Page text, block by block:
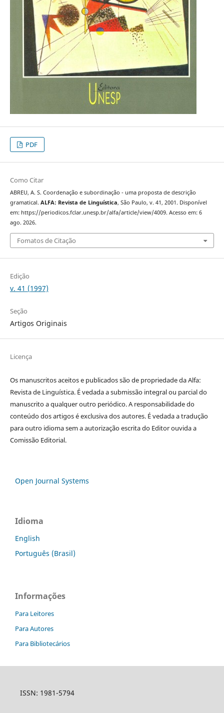
PDF
Como Citar
ABREU, A. S. Coordenação e subordinação - uma proposta de descrição
gramatical. ALFA: Revista de Linguística, São Paulo, v. 41, 2001. Disponível
em: https://periodicos.fclar.unesp.br/alfa/article/view/4009. Acesso em: 6
ago. 2026.
Fomatos de Citação
Edição
v. 41 (1997)
Seção
Artigos Originais
Licença
Os manuscritos aceitos e publicados são de propriedade da Alfa:
Revista de Linguística. É vedada a submissão integral ou parcial do
manuscrito a qualquer outro periódico. A responsabilidade do
conteúdo dos artigos é exclusiva dos autores. É vedada a tradução
para outro idioma sem a autorização escrita do Editor ouvida a
Comissão Editorial.
Open Journal Systems
Idioma
English
Português (Brasil)
Informações
Para Leitores
Para Autores
Para Bibliotecários
ISSN: 1981-5794